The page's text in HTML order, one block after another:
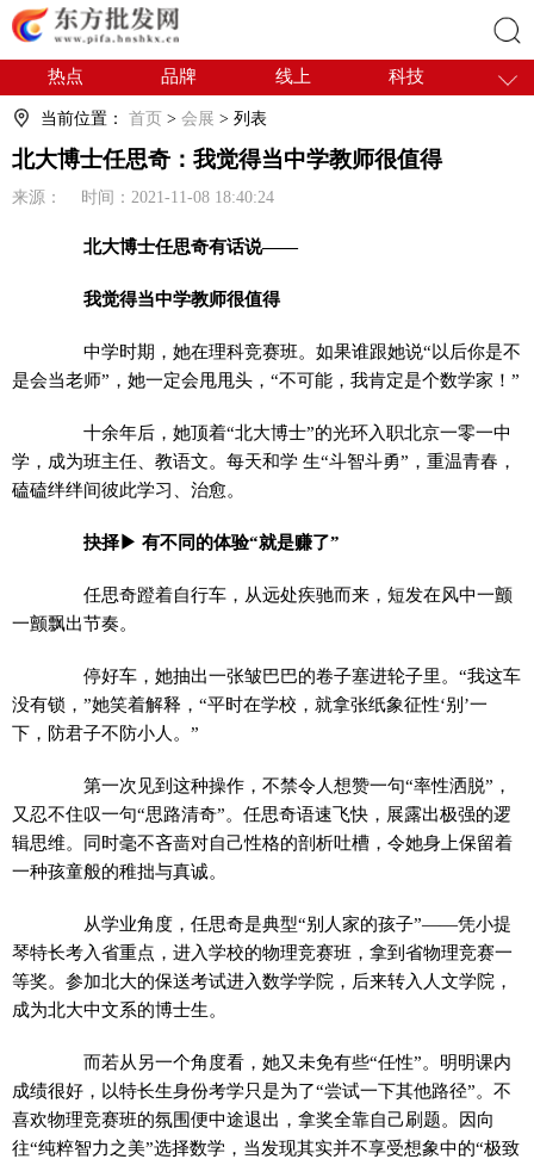
搜索
热点 品牌 线上
科技
干货
电商
会展
国内
当前位置： 首页 > 会展 > 列表
北大博士任思奇：我觉得当中学教师很值得
来源： 时间：2021-11-08 18:40:24
北大博士任思奇有话说——
我觉得当中学教师很值得
中学时期，她在理科竞赛班。如果谁跟她说“以后你是不
是会当老师”，她一定会甩甩头，“不可能，我肯定是个数学家！”
十余年后，她顶着“北大博士”的光环入职北京一零一中
学，成为班主任、教语文。每天和学 生“斗智斗勇”，重温青春，
磕磕绊绊间彼此学习、治愈。
抉择▶ 有不同的体验“就是赚了”
任思奇蹬着自行车，从远处疾驰而来，短发在风中一颤
一颤飘出节奏。
停好车，她抽出一张皱巴巴的卷子塞进轮子里。“我这车
没有锁，”她笑着解释，“平时在学校，就拿张纸象征性‘别’一
下，防君子不防小人。”
第一次见到这种操作，不禁令人想赞一句“率性洒脱”，
又忍不住叹一句“思路清奇”。任思奇语速飞快，展露出极强的逻
辑思维。同时毫不吝啬对自己性格的剖析吐槽，令她身上保留着
一种孩童般的稚拙与真诚。
从学业角度，任思奇是典型“别人家的孩子”——凭小提
琴特长考入省重点，进入学校的物理竞赛班，拿到省物理竞赛一
等奖。参加北大的保送考试进入数学学院，后来转入人文学院，
成为北大中文系的博士生。
而若从另一个角度看，她又未免有些“任性”。明明课内
成绩很好，以特长生身份考学只是为了“尝试一下其他路径”。不
喜欢物理竞赛班的氛围便中途退出，拿奖全靠自己刷题。因向
往“纯粹智力之美”选择数学，当发现其实并不享受想象中的“极致